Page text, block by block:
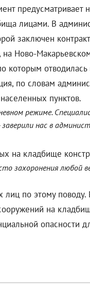
лицами. В
заключен
Ново-
по словам
пунктов.
режиме.
нас в
на кладбище
захоронения
лиц по этому
на
опасности